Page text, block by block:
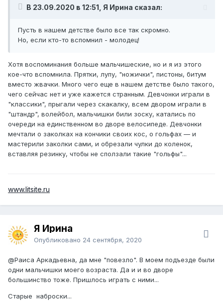
В 23.09.2020 в 12:51, Я Ирина сказал:
Пусть в нашем детстве было все так скромно.
Но, если кто-то вспомнил - молодец!
Хотя воспоминания больше мальчишеские, но и я из этого
кое-что вспомнила. Прятки, лупу, "ножички", пистоны, битум
вместо жвачки. Много чего еще в нашем детстве было такого,
чего сейчас нет и уже кажется странным. Девчонки играли в
"классики", прыгали через скакалку, всем двором играли в
"штандр", волейбол, мальчишки били зоску, катались по
очереди на единственном во дворе велосипеде. Девчонки
мечтали о заколках на кончики своих кос, о гольфах — и
мастерили заколки сами, и обрезали чулки до коленок,
вставляя резинку, чтобы не сползали такие "гольфы"...
www.litsite.ru
Я Ирина
Опубликовано 24 сентября, 2020
@Раиса Аркадьевна, да мне "повезло". В моем подъезде были
одни мальчишки моего возраста. Да и и во дворе
большинство тоже. Пришлось играть с ними...
Старые наброски...